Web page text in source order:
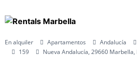
En alquiler Apartamentos Andalucía
159
Nueva Andalucía, 29660 Marbella,